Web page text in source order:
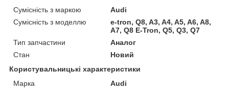
Сумісність з маркою
Audi
Сумісність з моделлю
e-tron, Q8, A3, A4, A5, A6, A8,
A7, Q8 E-Tron, Q5, Q3, Q7
Тип запчастини
Аналог
Стан
Новий
Користувальницькі характеристики
Марка
Audi